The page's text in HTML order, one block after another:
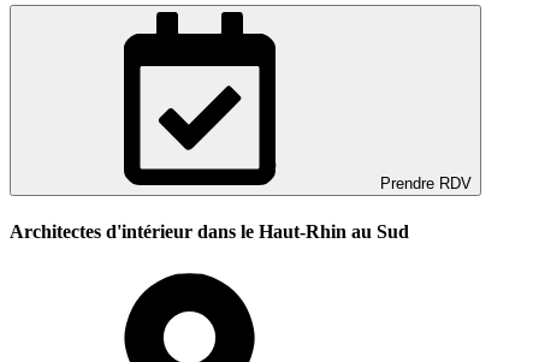
Prendre RDV
Architectes d'intérieur dans le Haut-Rhin au Sud